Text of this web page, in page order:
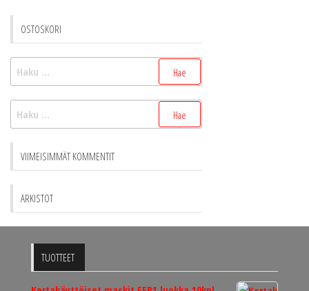
OSTOSKORI
VIIMEISIMMÄT KOMMENTIT
ARKISTOT
TUOTTEET